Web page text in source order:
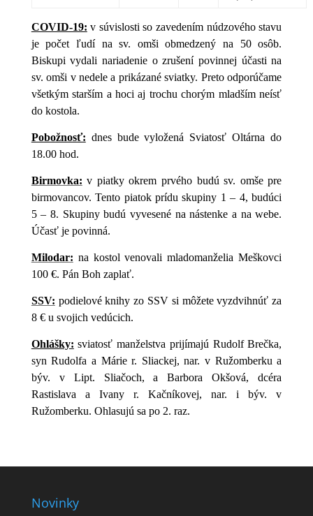
COVID-19: v súvislosti so zavedením núdzového stavu
je počet ľudí na sv. omši obmedzený na 50 osôb.
Biskupi vydali nariadenie o zrušení povinnej účasti na
sv. omši v nedele a prikázané sviatky. Preto odporúčame
všetkým starším a hoci aj trochu chorým mladším neísť
do kostola.
Pobožnosť: dnes bude vyložená Sviatosť Oltárna do
18.00 hod.
Birmovka: v piatky okrem prvého budú sv. omše pre
birmovancov. Tento piatok prídu skupiny 1 – 4, budúci
5 – 8. Skupiny budú vyvesené na nástenke a na webe.
Účasť je povinná.
Milodar: na kostol venovali mladomanželia Meškovci
100 €. Pán Boh zaplať.
SSV: podielové knihy zo SSV si môžete vyzdvihnúť za
8 € u svojich vedúcich.
Ohlášky: sviatosť manželstva prijímajú Rudolf Brečka,
syn Rudolfa a Márie r. Sliackej, nar. v Ružomberku a
býv. v Lipt. Sliačoch, a Barbora Okšová, dcéra
Rastislava a Ivany r. Kačníkovej, nar. i býv. v
Ružomberku. Ohlasujú sa po 2. raz.
Novinky